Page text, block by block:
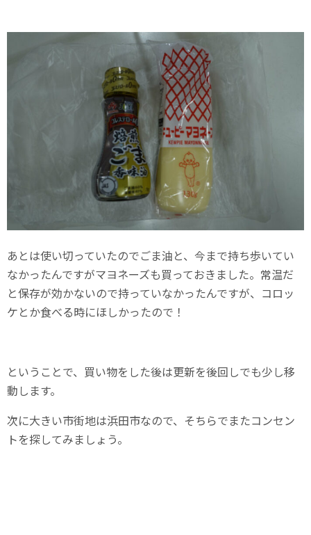
あとは使い切っていたのでごま油と、今まで持ち歩いてい
なかったんですがマヨネーズも買っておきました。常温だ
と保存が効かないので持っていなかったんですが、コロッ
ケとか食べる時にほしかったので！
ということで、買い物をした後は更新を後回しでも少し移
動します。
次に大きい市街地は浜田市なので、そちらでまたコンセン
トを探してみましょう。